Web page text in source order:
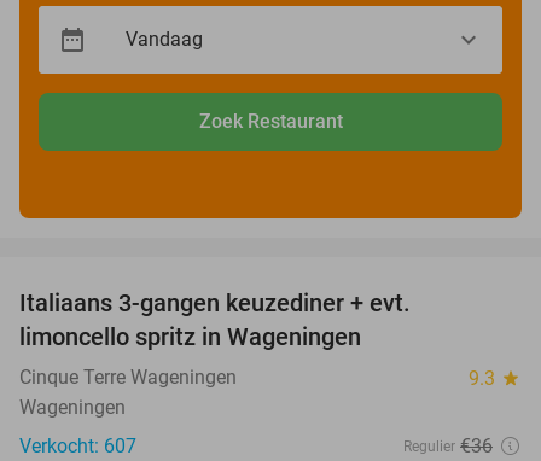
Zoek Restaurant
Italiaans 3-gangen keuzediner + evt.
limoncello spritz in Wageningen
Cinque Terre Wageningen 9.3 star
Wageningen
Verkocht: 607
Regulier €36